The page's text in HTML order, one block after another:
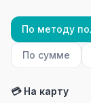
По методу
По сумме
💳 На карту